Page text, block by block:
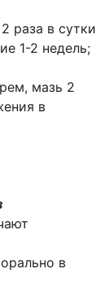
в сутки
1-2 недель;
мазь 2
в
в